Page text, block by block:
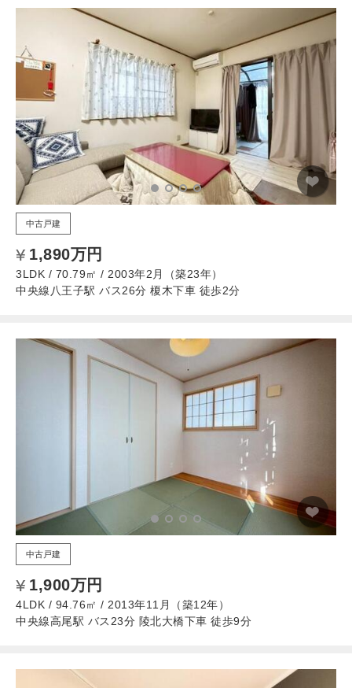
中古戸建
1,890万円
3LDK / 70.79㎡ / 2003年2月（築23年）
中央線八王子駅 バス26分 榎木下車 徒歩2分
中古戸建
1,900万円
4LDK / 94.76㎡ / 2013年11月（築12年）
中央線高尾駅 バス23分 陵北大橋下車 徒歩9分